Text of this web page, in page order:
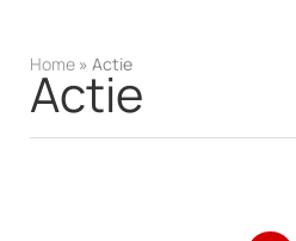
Home » Actie
Actie